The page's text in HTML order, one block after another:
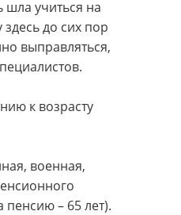
шла учиться на
до сих пор
выправляться,
к возрасту
военная,
пенсию – 65 лет).